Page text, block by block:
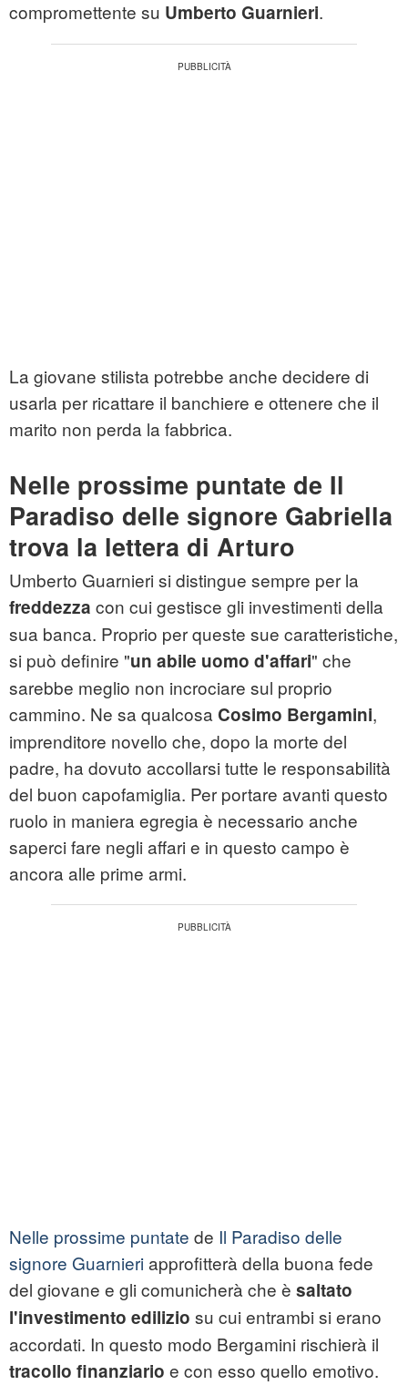
compromettente su Umberto Guarnieri.
La giovane stilista potrebbe anche decidere di
usarla per ricattare il banchiere e ottenere che il
marito non perda la fabbrica.
Nelle prossime puntate de Il
Paradiso delle signore Gabriella
trova la lettera di Arturo
Umberto Guarnieri si distingue sempre per la
freddezza con cui gestisce gli investimenti della
sua banca. Proprio per queste sue caratteristiche,
si può definire "un abile uomo d'affari" che
sarebbe meglio non incrociare sul proprio
cammino. Ne sa qualcosa Cosimo Bergamini,
imprenditore novello che, dopo la morte del
padre, ha dovuto accollarsi tutte le responsabilità
del buon capofamiglia. Per portare avanti questo
ruolo in maniera egregia è necessario anche
saperci fare negli affari e in questo campo è
ancora alle prime armi.
Nelle prossime puntate de Il Paradiso delle
signore Guarnieriapprofitterà della buona fede
del giovane e gli comunicherà che è saltato
l'investimento edilizio su cui entrambi si erano
accordati. In questo modo Bergamini rischierà il
tracollo finanziario e con esso quello emotivo.